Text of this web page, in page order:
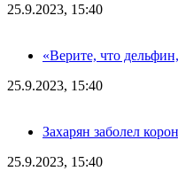
25.9.2023, 15:40
«Верите, что
25.9.2023, 15:40
Захарян заболел
25.9.2023, 15:40